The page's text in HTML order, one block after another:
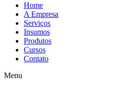
Home
A Empresa
Serviços
Insumos
Produtos
Cursos
Contato
Menu